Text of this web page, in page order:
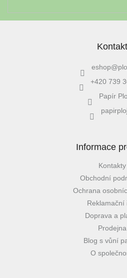
Kontakt
eshop@
+420 739
Papír
Informace
Kontakty
Obchodní
Ochrana
Reklamační
Doprava a
Prodejna
Blog s vůní
O